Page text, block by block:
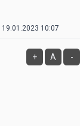
19.01.2023 10:07
+ A -